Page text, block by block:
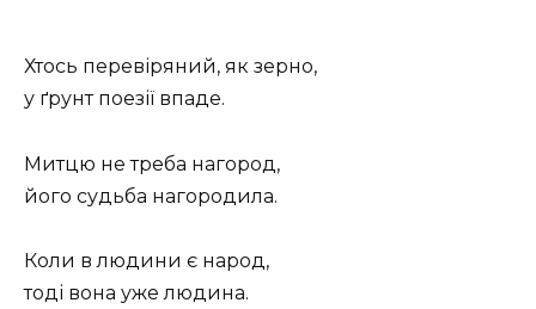
Хтось перевіряний, як зерно,
у ґрунт поезії впаде.
Митцю не треба нагород,
його судьба нагородила.
Коли в людини є народ,
тоді вона уже людина.